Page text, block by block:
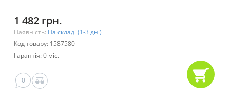
1 482 грн.
Наявність: На складі (1-3 дні)
Код товару: 1587580
Гарантія: 0 міс.
0